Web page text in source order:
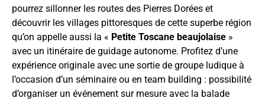
pourrez sillonner les routes des Pierres Dorées et
découvrir les villages pittoresques de cette superbe région
qu’on appelle aussi la « Petite Toscane beaujolaise »
avec un itinéraire de guidage autonome. Profitez d’une
expérience originale avec une sortie de groupe ludique à
l’occasion d’un séminaire ou en team building : possibilité
d’organiser un événement sur mesure avec la balade